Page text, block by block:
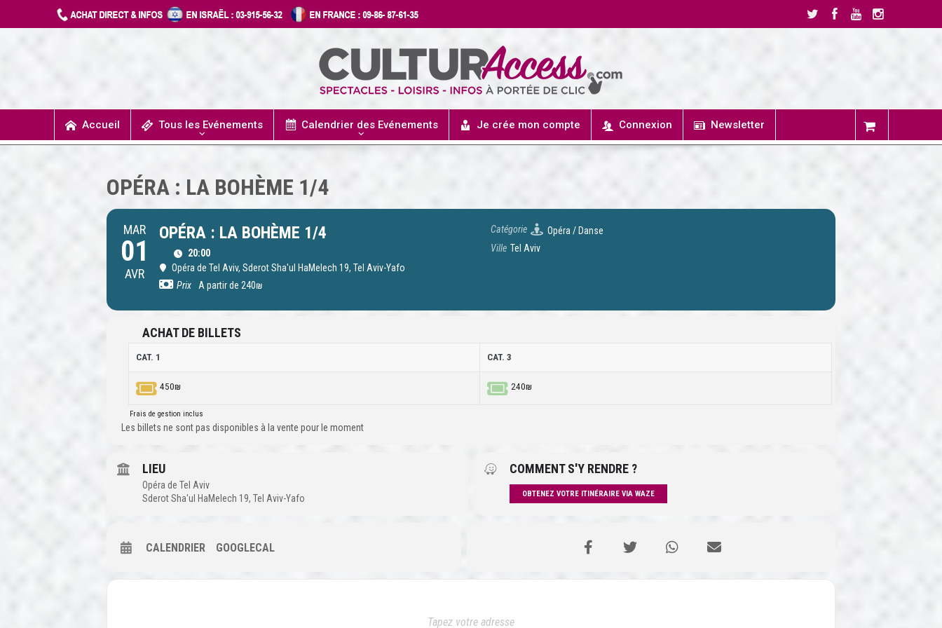
Accueil Tous les Evénements Calendrier des Evénements Je crée mon compte Connexion Newsletter
OPÉRA : LA BOHÈME 1/4
MAR
01
AVR
OPÉRA : LA BOHÈME 1/4
20:00
Opéra de Tel Aviv, Sderot Sha'ul HaMelech 19, Tel Aviv-Yafo
Prix
A partir de 240₪
Catégorie
Opéra / Danse
Ville Tel Aviv
ACHAT DE BILLETS
CAT. 1 CAT. 3
450₪ 240₪
Frais de gestion inclus
Les billets ne sont pas disponibles à la vente pour le moment
LIEU
Opéra de Tel Aviv
Sderot Sha'ul HaMelech 19, Tel Aviv-Yafo
COMMENT S'Y RENDRE ?
OBTENEZ VOTRE ITINÉRAIRE VIA WAZE
CALENDRIER GOOGLECAL